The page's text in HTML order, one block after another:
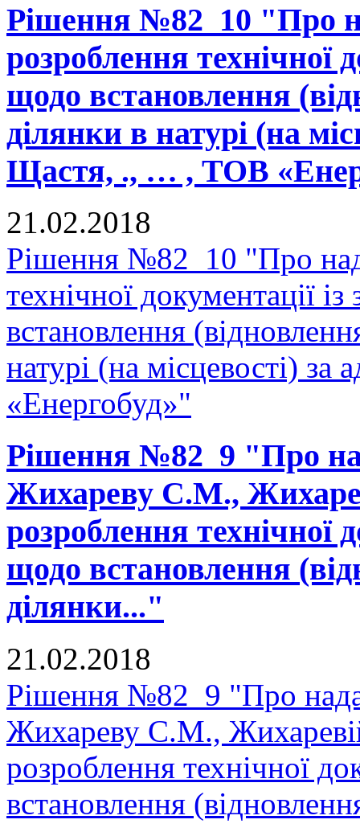
Рішення №82_10 "Про
розроблення технічної
щодо встановлення
ділянки в натурі (на
Щастя, ., … , ТОВ
21.02.2018
Рішення №82_10 "Про
технічної документації
встановлення
натурі (на місцевості)
«Енергобуд»"
Рішення №82_9 "Про
Жихареву С.М.,
розроблення технічної
щодо встановлення
ділянки..."
21.02.2018
Рішення №82_9 "Про
Жихареву С.М.,
розроблення технічної
встановлення